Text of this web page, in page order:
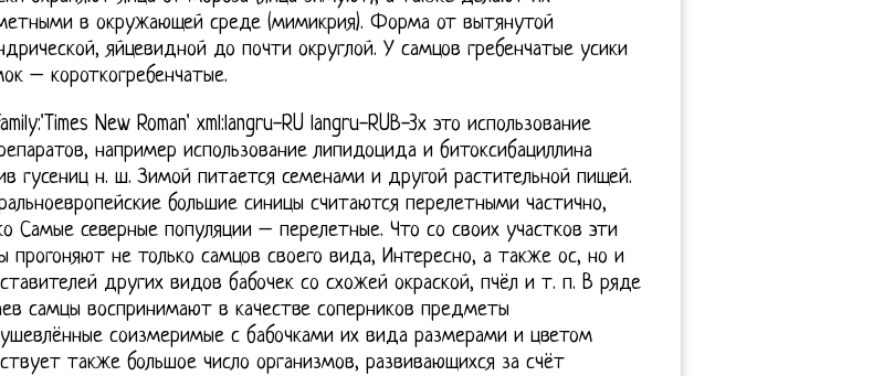
в окружающей среде (мимикрия). Форма от вытянутой
яйцевидной до почти округлой. У самцов гребенчатые усики
– короткогребенчатые.
New Roman' xml:langru-RU langru-RUВ-3х это использование
например использование липидоцида и битоксибациллина
гусениц н. ш. Зимой питается семенами и другой растительной пищей.
большие синицы считаются перелетными частично,
Самые северные популяции – перелетные. Что со своих участков эти
прогоняют не только самцов своего вида, Интересно, а также ос, но и
других видов бабочек со схожей окраской, пчёл и т. п. В ряде
самцы воспринимают в качестве соперников предметы
соизмеримые с бабочками их вида размерами и цветом
также большое число организмов, развивающихся за счёт